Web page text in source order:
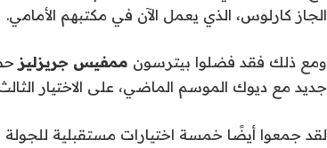
الجاز كارلوس، الذي يعمل الآن في مكتبهم الأمامي.
ومع ذلك فقد فضلوا بيترسون ممفيس جريزليز
جديد مع ديوك الموسم الماضي، على الاختيار